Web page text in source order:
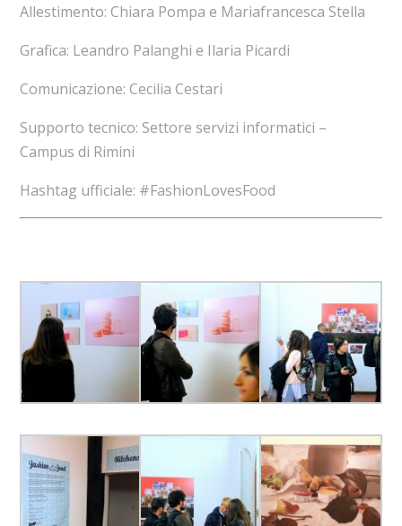
Allestimento: Chiara Pompa e Mariafrancesca Stella
Grafica: Leandro Palanghi e Ilaria Picardi
Comunicazione: Cecilia Cestari
Supporto tecnico: Settore servizi informatici –
Campus di Rimini
Hashtag ufficiale: #FashionLovesFood